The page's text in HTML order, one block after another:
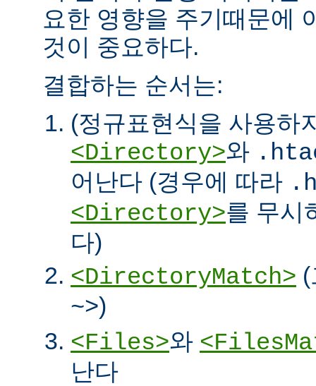
요한 영향을 주기때문에
것이 중요하다.
결합하는 순서는:
(정규표현식을 사용하
<Directory>와
어난다 (경우에 따라
<Directory>를 무시
다)
<DirectoryMatch>
~>)
<Files>와
난다